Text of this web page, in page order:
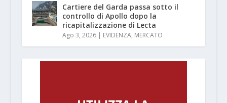
Cartiere del Garda passa sotto il
controllo di Apollo dopo la
ricapitalizzazione di Lecta
Ago 3, 2026| EVIDENZA, MERCATO